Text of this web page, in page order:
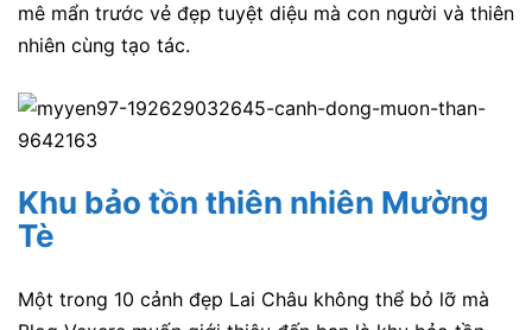
mê mẩn trước vẻ đẹp tuyệt diệu mà con người và thiên
nhiên cùng tạo tác.
Khu bảo tồn thiên nhiên Mường
Tè
Một trong 10 cảnh đẹp Lai Châu không thể bỏ lỡ mà